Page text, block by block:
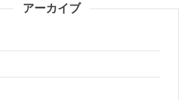
アーカイブ